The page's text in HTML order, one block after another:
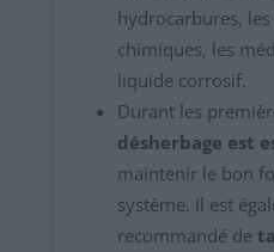
hydrocarbures,
chimiques, les
liquide corrosif.
Durant les
désherbage est
maintenir le bon
système. Il est
recommandé de